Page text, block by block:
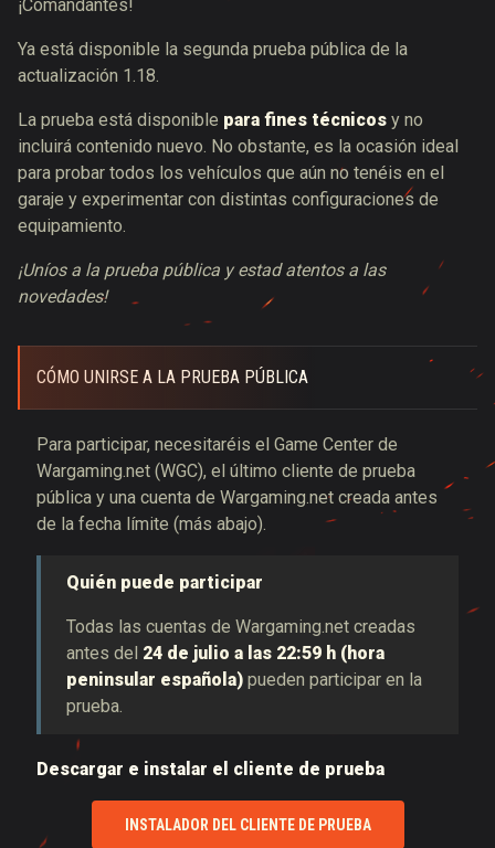
¡Comandantes!
Ya está disponible la segunda prueba pública de la
actualización 1.18.
La prueba está disponible para fines técnicos y no
incluirá contenido nuevo. No obstante, es la ocasión ideal
para probar todos los vehículos que aún no tenéis en el
garaje y experimentar con distintas configuraciones de
equipamiento.
¡Uníos a la prueba pública y estad atentos a las
novedades!
CÓMO UNIRSE A LA PRUEBA PÚBLICA
Para participar, necesitaréis el Game Center de
Wargaming.net (WGC), el último cliente de prueba
pública y una cuenta de Wargaming.net creada antes
de la fecha límite (más abajo).
Quién puede participar
Todas las cuentas de Wargaming.net creadas
antes del 24 de julio a las 22:59 h (hora
peninsular española) pueden participar en la
prueba.
Descargar e instalar el cliente de prueba
INSTALADOR DEL CLIENTE DE PRUEBA